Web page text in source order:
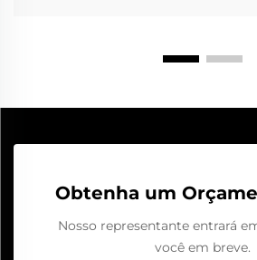
Obtenha um
Nosso representante entrará
você em breve.